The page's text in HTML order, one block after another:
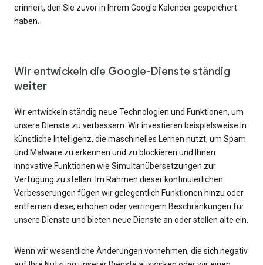
erinnert, den Sie zuvor in Ihrem Google Kalender gespeichert
haben.
Wir entwickeln die Google-Dienste ständig
weiter
Wir entwickeln ständig neue Technologien und Funktionen, um
unsere Dienste zu verbessern. Wir investieren beispielsweise in
künstliche Intelligenz, die maschinelles Lernen nutzt, um Spam
und Malware zu erkennen und zu blockieren und Ihnen
innovative Funktionen wie Simultanübersetzungen zur
Verfügung zu stellen. Im Rahmen dieser kontinuierlichen
Verbesserungen fügen wir gelegentlich Funktionen hinzu oder
entfernen diese, erhöhen oder verringern Beschränkungen für
unsere Dienste und bieten neue Dienste an oder stellen alte ein.
Wenn wir wesentliche Änderungen vornehmen, die sich negativ